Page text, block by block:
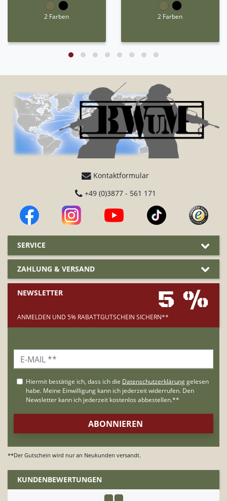
2 Farben 2 Farben
Kontaktformular
+49 (0)3877 - 561 171
SERVICE
ZAHLUNG & VERSAND
NEWSLETTER 5 %
ANMELDEN UND 5% RABATTGUTSCHEIN SICHERN**
**Der Gutschein wird nur an Neukunden versandt.
KUNDENBEWERTUNGEN